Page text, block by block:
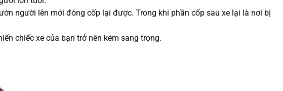
người lên mới đóng cốp lại được. Trong khi phần cốp sau xe lại là nơi bị
chiếc xe của bạn trở nên kém sang trọng.